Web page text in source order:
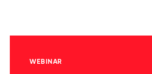
WEBINAR